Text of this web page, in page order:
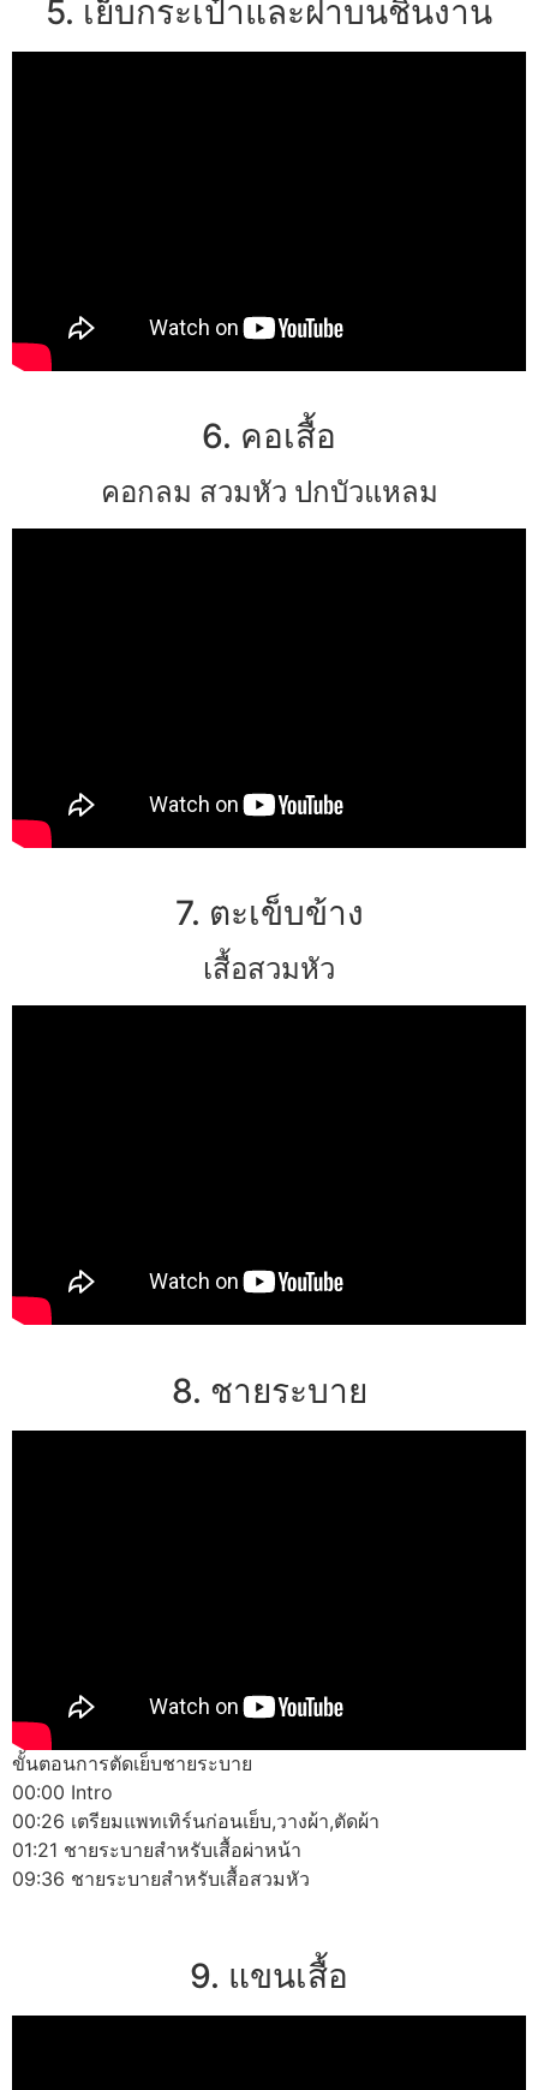
5. เย็บกระเป๋าและฝาบนชิ้นงาน
6. คอเสื้อ
คอกลม สวมหัว ปกบัวแหลม
7. ตะเข็บข้าง
เสื้อสวมหัว
8. ชายระบาย
ขั้นตอนการตัดเย็บชายระบาย
00:00 Intro
00:26 เตรียมแพทเทิร์นก่อนเย็บ,วางผ้า,ตัดผ้า
01:21 ชายระบายสำหรับเสื้อผ่าหน้า
09:36 ชายระบายสำหรับเสื้อสวมหัว
9. แขนเสื้อ